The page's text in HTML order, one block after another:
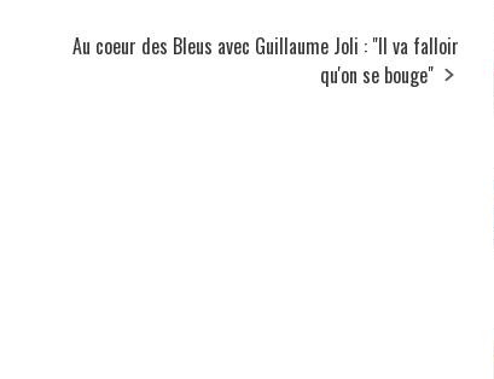
Au coeur des Bleus avec Guillaume Joli : "Il va falloir
qu'on se bouge"